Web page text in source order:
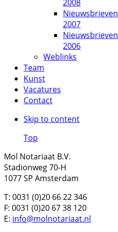
2008
Nieuwsbrieven
2007
Nieuwsbrieven
2006
Weblinks
Team
Kunst
Vacatures
Contact
Skip to content
Top
Mol Notariaat B.V.
Stadionweg 70-H
1077 SP Amsterdam
T: 0031 (0)20 66 22 346
F: 0031 (0)20 67 38 120
E: info@molnotariaat.nl